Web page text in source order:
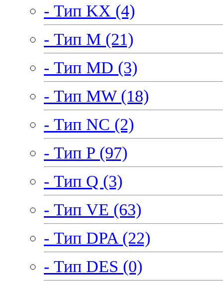
- Тип KX (4)
- Тип M (21)
- Тип MD (3)
- Тип MW (18)
- Тип NC (2)
- Тип P (97)
- Тип Q (3)
- Тип VE (63)
- Тип DPA (22)
- Тип DES (0)